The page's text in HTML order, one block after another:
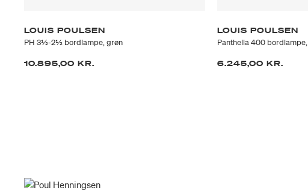
LOUIS POULSEN
PH 3½-2½ bordlampe, grøn
10.895,00 KR.
LOUIS POULSEN
Panthella 400
6.245,00 KR.